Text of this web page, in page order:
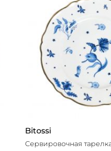
Bitossi
Сервировочная